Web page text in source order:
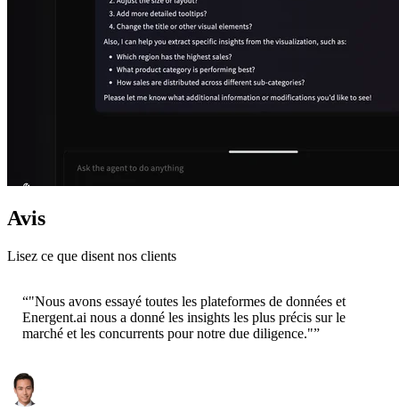
Avis
Lisez ce que disent nos clients
“"Nous avons essayé toutes les plateformes de données et
Energent.ai nous a donné les insights les plus précis sur le
marché et les concurrents pour notre due diligence."”